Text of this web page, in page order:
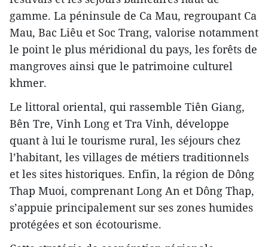
gamme. La péninsule de Ca Mau, regroupant Ca
Mau, Bac Liêu et Soc Trang, valorise notamment
le point le plus méridional du pays, les forêts de
mangroves ainsi que le patrimoine culturel
khmer.
Le littoral oriental, qui rassemble Tiên Giang,
Bên Tre, Vinh Long et Tra Vinh, développe
quant à lui le tourisme rural, les séjours chez
l’habitant, les villages de métiers traditionnels
et les sites historiques. Enfin, la région de Dông
Thap Muoi, comprenant Long An et Dông Thap,
s’appuie principalement sur ses zones humides
protégées et son écotourisme.